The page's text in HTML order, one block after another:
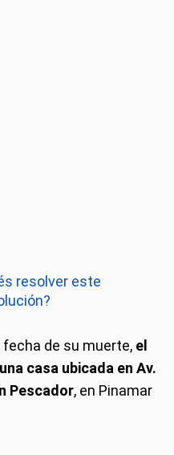
resolver este
fecha de su muerte, el
casa ubicada en Av.
Pescador, en Pinamar